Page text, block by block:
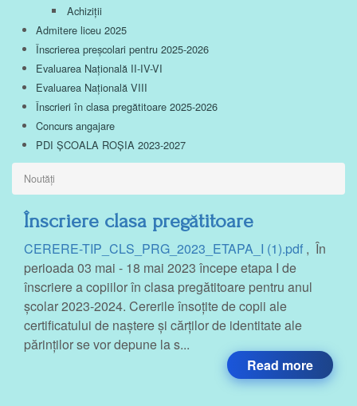
Achiziții
Admitere liceu 2025
Înscrierea preșcolari pentru 2025-2026
Evaluarea Națională II-IV-VI
Evaluarea Națională VIII
Înscrieri în clasa pregătitoare 2025-2026
Concurs angajare
PDI ȘCOALA ROȘIA 2023-2027
Noutăți
Înscriere clasa pregătitoare
CERERE-TIP_CLS_PRG_2023_ETAPA_I (1).pdf , În
perioada 03 mai - 18 mai 2023 începe etapa I de
înscriere a copiilor în clasa pregătitoare pentru anul
școlar 2023-2024. Cererile însoțite de copii ale
certificatului de naștere și cărților de identitate ale
părinților se vor depune la s...
Read more